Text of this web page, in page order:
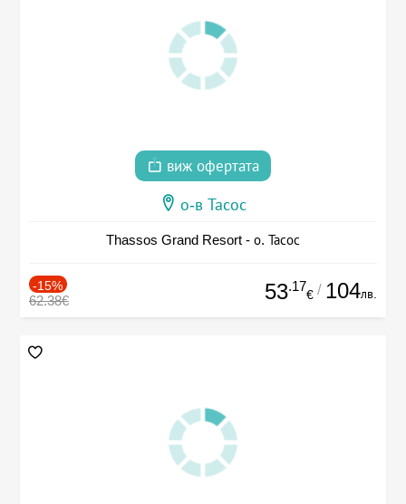
виж офертата
о-в Тасос
Thassos Grand Resort - о. Тасос
-15%
62.38€ 53.17
€ / 104лв.